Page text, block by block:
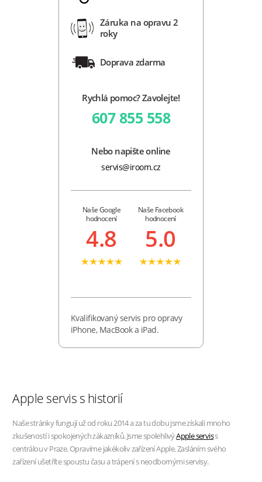
Záruka na opravu 2
roky
Doprava zdarma
Rychlá pomoc? Zavolejte!
607 855 558
Nebo napište online
servis@iroom.cz
Naše Google
hodnocení
4.8
Naše Facebook
hodnocení
5.0
Kvalifikovaný servis pro opravy
iPhone, MacBook a iPad.
Apple servis s historií
Naše stránky fungují už od roku 2014 a za tu dobu jsme získali mnoho
zkušeností i spokojených zákazníků. Jsme spolehlivýApple serviss
centrálou v Praze. Opravíme jakékoliv zařízení Apple. Zasláním svého
zařízení ušetříte spoustu času a trápení s neodbornými servisy.